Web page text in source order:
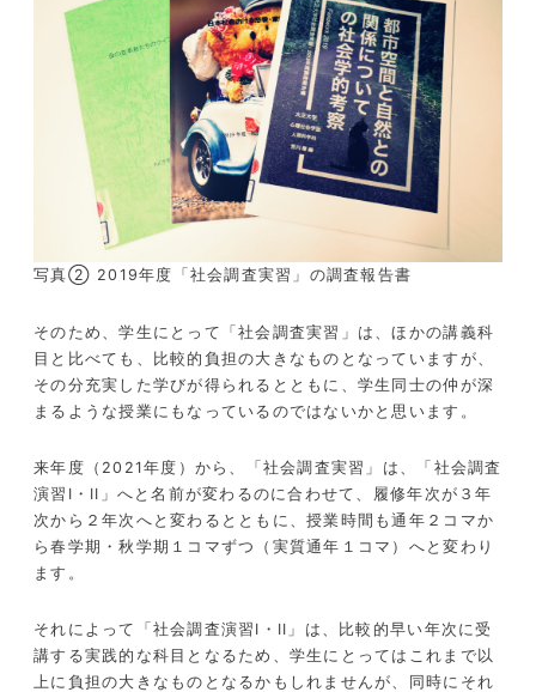
写真② 2019年度「社会調査実習」の調査報告書
そのため、学生にとって「社会調査実習」は、ほかの講義科
目と比べても、比較的負担の大きなものとなっていますが、
その分充実した学びが得られるとともに、学生同士の仲が深
まるような授業にもなっているのではないかと思います。
来年度（2021年度）から、「社会調査実習」は、「社会調査
演習I・II」へと名前が変わるのに合わせて、履修年次が３年
次から２年次へと変わるとともに、授業時間も通年２コマか
ら春学期・秋学期１コマずつ（実質通年１コマ）へと変わり
ます。
それによって「社会調査演習I・II」は、比較的早い年次に受
講する実践的な科目となるため、学生にとってはこれまで以
上に負担の大きなものとなるかもしれませんが、同時にそれ